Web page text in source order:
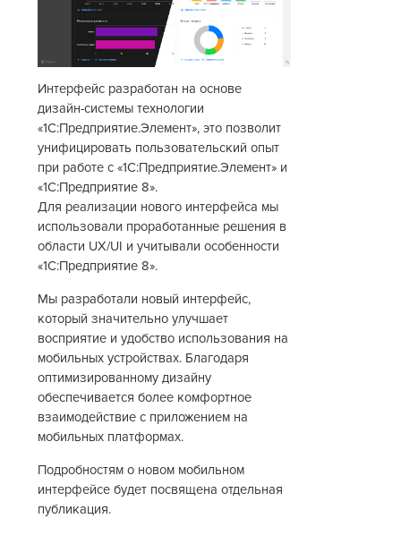
Интерфейс разработан на основе
дизайн-системы технологии
«1С:Предприятие.Элемент», это позволит
унифицировать пользовательский опыт
при работе с «1С:Предприятие.Элемент» и
«1С:Предприятие 8».
Для реализации нового интерфейса мы
использовали проработанные решения в
области UX/UI и учитывали особенности
«1С:Предприятие 8».
Мы разработали новый интерфейс,
который значительно улучшает
восприятие и удобство использования на
мобильных устройствах. Благодаря
оптимизированному дизайну
обеспечивается более комфортное
взаимодействие с приложением на
мобильных платформах.
Подробностям о новом мобильном
интерфейсе будет посвящена отдельная
публикация.